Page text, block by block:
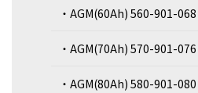
・AGM(60Ah) 560-901-
・AGM(70Ah) 570-901-
・AGM(80Ah) 580-901-